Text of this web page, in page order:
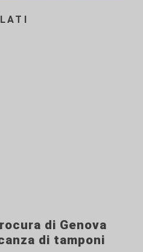
di Genova
di tamponi